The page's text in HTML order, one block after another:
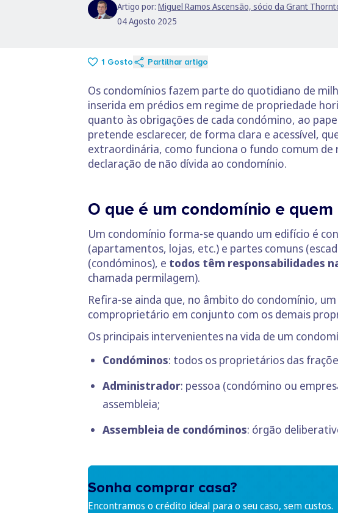
Artigo por: Miguel Ramos Ascensão, sócio da Grant
04 Agosto 2025
1 Gosto Partilhar artigo
Os condomínios fazem parte do quotidiano de
inserida em prédios em regime de propriedade
quanto às obrigações de cada condómino, ao
pretende esclarecer, de forma clara e acessível,
extraordinária, como funciona o fundo comum de
declaração de não dívida ao condomínio.
O que é um condomínio e quem
Um condomínio forma-se quando um edifício é
(apartamentos, lojas, etc.) e partes comuns
(condóminos), e todos têm responsabilidades
chamada permilagem).
Refira-se ainda que, no âmbito do condomínio,
comproprietário em conjunto com os demais
Os principais intervenientes na vida de um
Condóminos: todos os proprietários das
Administrador: pessoa (condómino ou
assembleia;
Assembleia de condóminos: órgão
Sonha comprar casa?
Encontramos o crédito ideal para o seu caso, sem custos.